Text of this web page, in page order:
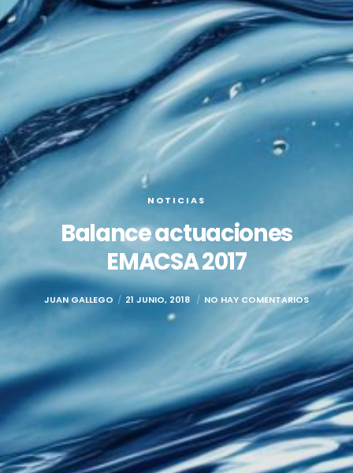
NOTICIAS
Balance actuaciones
EMACSA 2017
JUAN GALLEGO 21 JUNIO, 2018 NO HAY COMENTARIOS